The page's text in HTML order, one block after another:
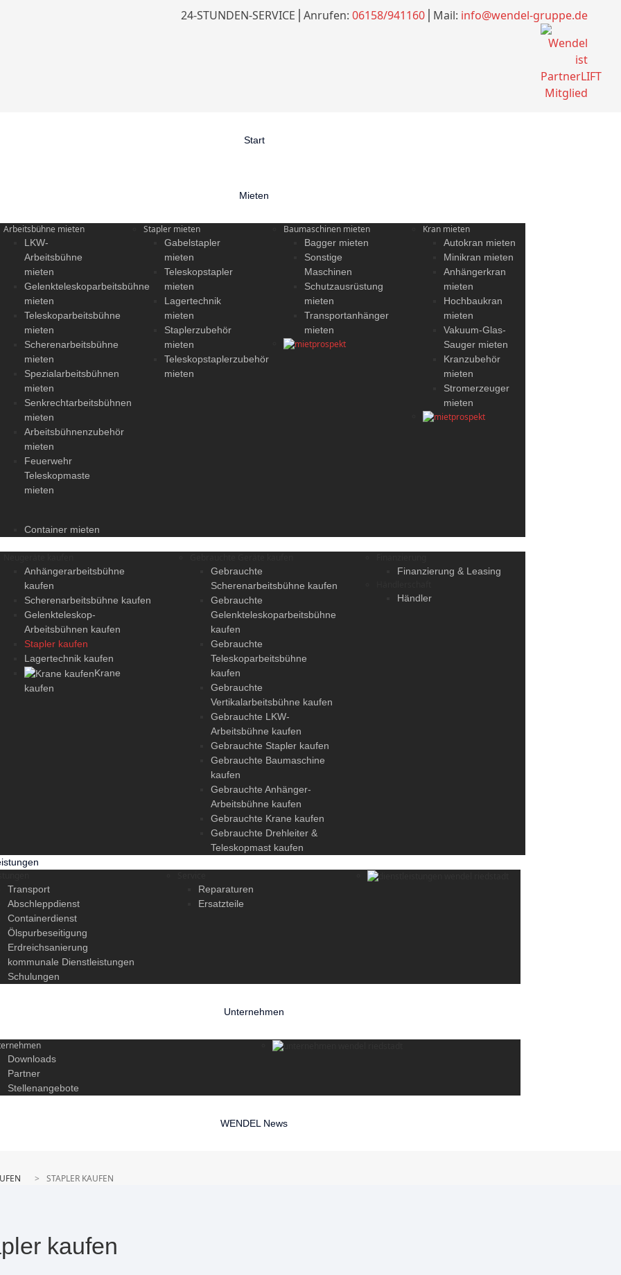
24-STUNDEN-SERVICE Anrufen: 06158/941160 ⎪Mail: info@wendel-gruppe.de
Start
Mieten
Arbeitsbühne mieten
LKW-
Arbeitsbühne
mieten
Gelenkteleskoparbeitsbühne
mieten
Teleskoparbeitsbühne
mieten
Scherenarbeitsbühne
mieten
Spezialarbeitsbühnen
mieten
Senkrechtarbeitsbühnen
mieten
Arbeitsbühnenzubehör
mieten
Feuerwehr
Teleskopmaste
mieten
Container mieten
Stapler mieten
Gabelstapler
mieten
Teleskopstapler
mieten
Lagertechnik
mieten
Staplerzubehör
mieten
Teleskopstaplerzubehör
mieten
Baumaschinen mieten
Bagger mieten
Sonstige
Maschinen
Schutzausrüstung
mieten
Transportanhänger
mieten
Kran mieten
Autokran mieten
Minikran mieten
Anhängerkran
mieten
Hochbaukran
mieten
Vakuum-Glas-
Sauger mieten
Kranzubehör
mieten
Stromerzeuger
mieten
Anhängerarbeitsbühne
kaufen
Scherenarbeitsbühne kaufen
Gelenkteleskop-
Arbeitsbühnen kaufen
Stapler kaufen
Lagertechnik kaufen
Krane
kaufen
Gebrauchte
Scherenarbeitsbühne kaufen
Gebrauchte
Gelenkteleskoparbeitsbühne
kaufen
Gebrauchte
Teleskoparbeitsbühne
kaufen
Gebrauchte
Vertikalarbeitsbühne kaufen
Gebrauchte LKW-
Arbeitsbühne kaufen
Gebrauchte Stapler kaufen
Gebrauchte Baumaschine
kaufen
Gebrauchte Anhänger-
Arbeitsbühne kaufen
Gebrauchte Krane kaufen
Gebrauchte Drehleiter &
Teleskopmast kaufen
Finanzierung & Leasing
Händler
Transport
Abschleppdienst
Containerdienst
Ölspurbeseitigung
Erdreichsanierung
kommunale Dienstleistungen
Schulungen
Reparaturen
Ersatzteile
Unternehmen
Downloads
Partner
Stellenangebote
WENDEL News
STAPLER KAUFEN
kaufen